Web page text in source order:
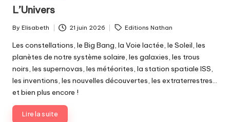
L’Univers
Posted
by
By Elisabeth 21 juin 2026
Tags: Editions Nathan
Les constellations, le Big Bang, la Voie lactée, le Soleil, les
planètes de notre système solaire, les galaxies, les trous
noirs, les supernovas, les météorites, la station spatiale ISS,
les inventions, les nouvelles découvertes, les extraterrestres…
et bien plus encore !
Lire la suite